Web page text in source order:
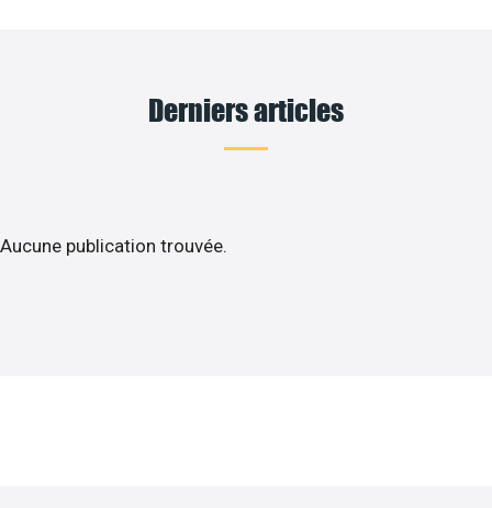
Derniers articles
Aucune publication trouvée.